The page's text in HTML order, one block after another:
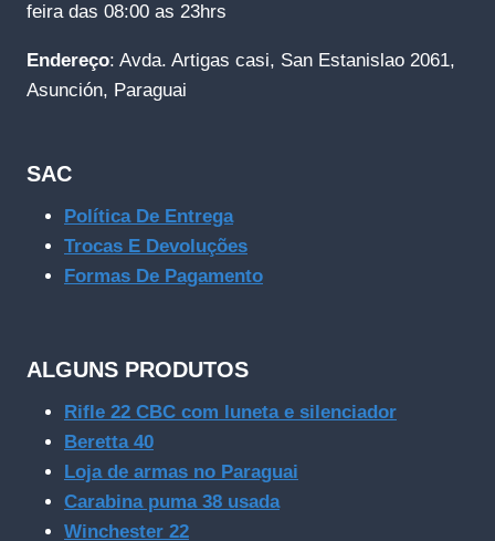
feira das 08:00 as 23hrs
Endereço: Avda. Artigas casi, San Estanislao 2061,
Asunción, Paraguai
SAC
Política De Entrega
Trocas E Devoluções
Formas De Pagamento
ALGUNS PRODUTOS
Rifle 22 CBC com luneta e silenciador
Beretta 40
Loja de armas no Paraguai
Carabina puma 38 usada
Winchester 22